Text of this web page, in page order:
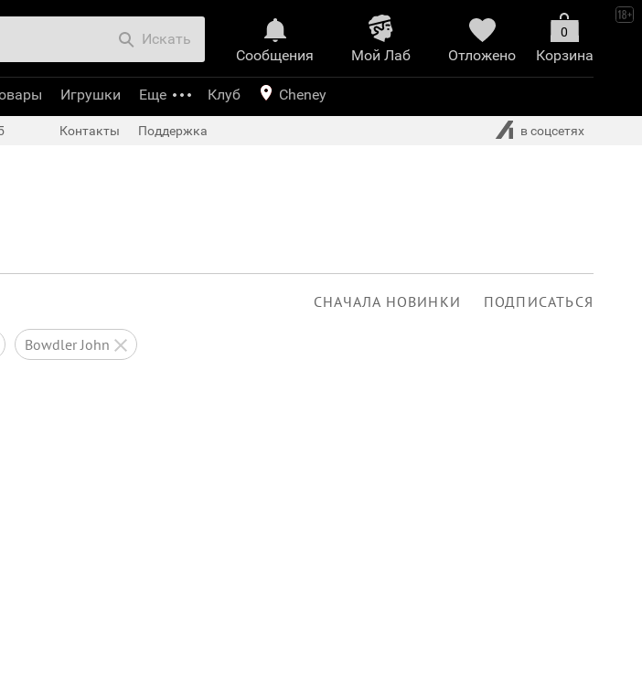
СНАЧАЛА НОВИНКИ ПОДПИСАТЬСЯ
Bowdler John
Сообщения
Mой Лаб​
иринт
Отложено
0
Корзина
Искать
Игрушки Еще Клуб Cheney
Контакты Поддержка в соцсетях